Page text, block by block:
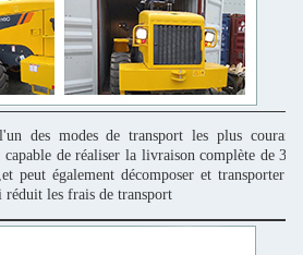
des modes de transport les plus
de réaliser la livraison complète de 3
peut également décomposer et transporter
réduit les frais de transport